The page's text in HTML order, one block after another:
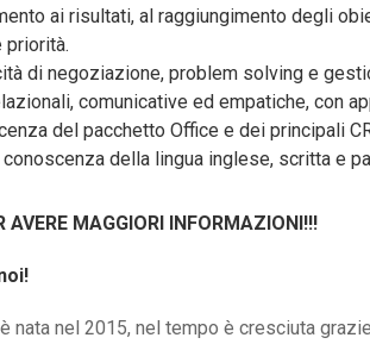
ai risultati, al raggiungimento degli
priorità.
di negoziazione, problem solving e
comunicative ed empatiche, con
del pacchetto Office e dei principali
della lingua inglese, scritta e
AVERE MAGGIORI INFORMAZIONI!!!
è nata nel 2015, nel tempo è cresciuta